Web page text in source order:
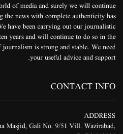
of media and surely we will continue
the news with complete authenticity has
have been carrying out our journalistic
years and will continue to do so in the
is strong and stable. We need
your useful advice and support.
CONTACT INFO
ADDRESS
Masjid, Gali No. 9/51 Vill. Wazirabad,